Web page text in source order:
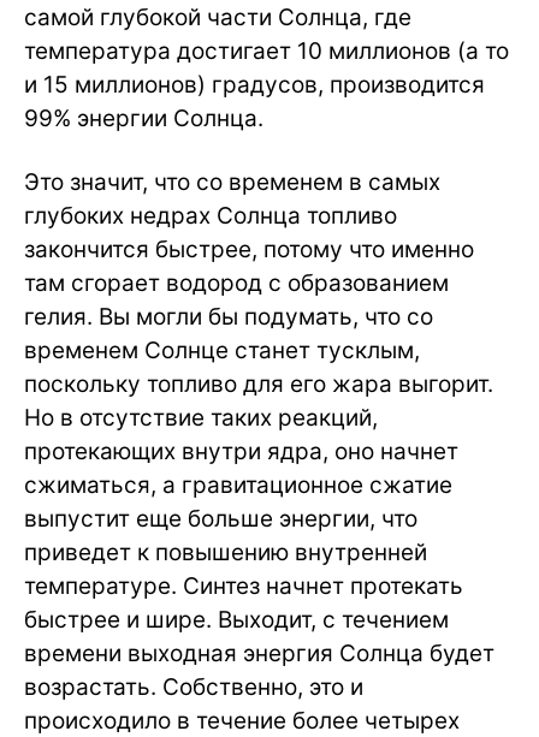
самой глубокой части Солнца, где
температура достигает 10 миллионов (а то
и 15 миллионов) градусов, производится
99% энергии Солнца.
Это значит, что со временем в самых
глубоких недрах Солнца топливо
закончится быстрее, потому что именно
там сгорает водород с образованием
гелия. Вы могли бы подумать, что со
временем Солнце станет тусклым,
поскольку топливо для его жара выгорит.
Но в отсутствие таких реакций,
протекающих внутри ядра, оно начнет
сжиматься, а гравитационное сжатие
выпустит еще больше энергии, что
приведет к повышению внутренней
температуре. Синтез начнет протекать
быстрее и шире. Выходит, с течением
времени выходная энергия Солнца будет
возрастать. Собственно, это и
происходило в течение более четырех